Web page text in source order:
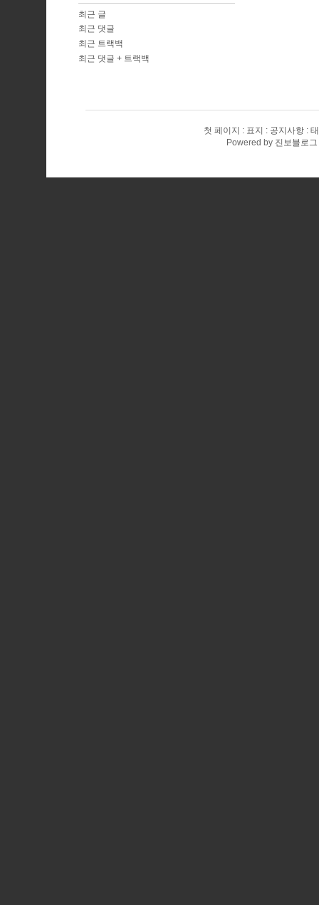
최근 글
최근 댓글
최근 트랙백
최근 댓글 + 트랙백
첫 페이지 표지 공지사항
Powered by 진보블로그